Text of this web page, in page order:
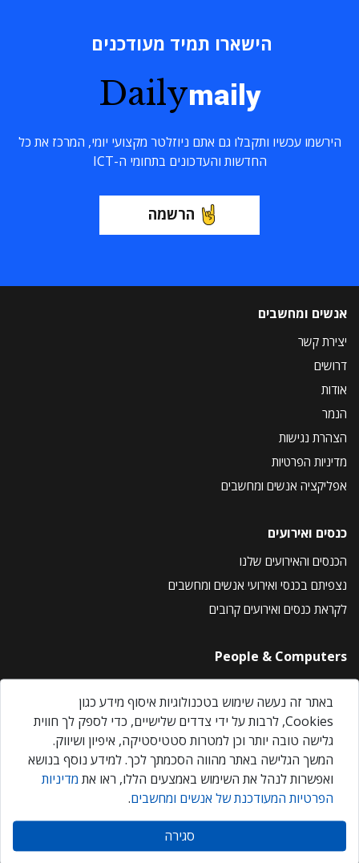
הישארו תמיד מעודכנים
Dailymaily
הירשמו עכשיו ותקבלו גם אתם ניוזלטר מקצועי יומי, המרכז את כל
החדשות והעדכונים בתחומי ה-ICT
הרשמה
אנשים ומחשבים
יצירת קשר
דרושים
אודות
הנמר
הצהרת נגישות
מדיניות הפרטיות
אפליקציה אנשים ומחשבים
כנסים ואירועים
הכנסים והאירועים שלנו
נצפיתם בכנסי ואירועי אנשים ומחשבים
לקראת כנסים ואירועים קרובים
People & Computers
About Us
Privacy Policy
Contact Us
Our Events
אנשים ומחשבים © 2026 – כל הזכויות שמורות
באתר זה נעשה שימוש בטכנולוגיות איסוף מידע כגון
Cookies, לרבות על ידי צדדים שלישיים, כדי לספק לך חווית
גלישה טובה יותר וכן למטרות סטטיסטיקה, איפיון ושיווק.
המשך הגלישה באתר מהווה הסכמתך לכך. למידע נוסף בנושא
ואפשרות לנהל את השימוש באמצעים הללו, ראו את מדיניות
הפרטיות המעודכנת של אנשים ומחשבים.
סגירה